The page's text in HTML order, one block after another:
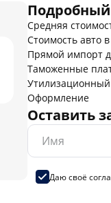
Подробный
Средняя
Стоимость авто
Прямой импорт
Таможенные
Утилизационный
Оформление
Оставить
Даю своё